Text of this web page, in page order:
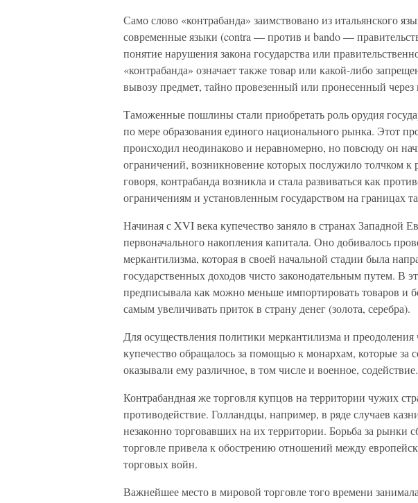
Само слово «контрабанда» заимствовано из итальянского
современные языки (contra — против и bando —
понятие нарушения закона государства или
«контрабанда» означает также товар или какой-либо
вывозу предмет, тайно провезенный или пронесенный через
Таможенные пошлины стали приобретать роль орудия
по мере образования единого национального рынка. Этот
происходил неодинаково и неравномерно, но повсюду он
ограничений, возникновение которых послужило толчком
говоря, контрабанда возникла и стала развиваться как
ограничениям и установленным государством на границах
Начиная с XVI века купечество заняло в странах Западной
первоначального накопления капитала. Оно добивалось
меркантилизма, которая в своей начальной стадии была
государственных доходов чисто законодательным путем. В
предписывала как можно меньше импортировать товаров и
самым увеличивать приток в страну денег (золота, серебра).
Для осуществления политики меркантилизма и
купечество обращалось за помощью к монархам, которые за
оказывали ему различное, в том числе и военное, содействие.
Контрабандная же торговля купцов на территории чужих
противодействие. Голландцы, например, в ряде случаев
незаконно торговавших на их территории. Борьба за рынки
торговле привела к обострению отношений между
торговых войн.
Важнейшее место в мировой торговле того времени